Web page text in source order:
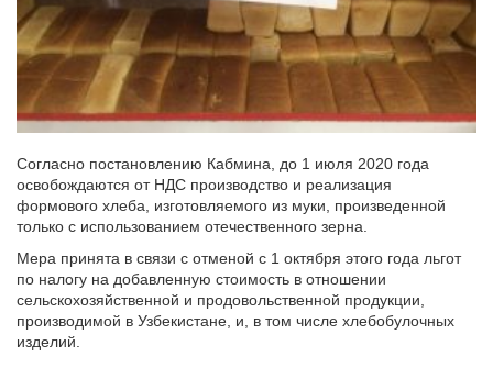
Согласно постановлению Кабмина, до 1 июля 2020 года
освобождаются от НДС производство и реализация
формового хлеба, изготовляемого из муки, произведенной
только с использованием отечественного зерна.
Мера принята в связи с отменой с 1 октября этого года льгот
по налогу на добавленную стоимость в отношении
сельскохозяйственной и продовольственной продукции,
производимой в Узбекистане, и, в том числе хлебобулочных
изделий.